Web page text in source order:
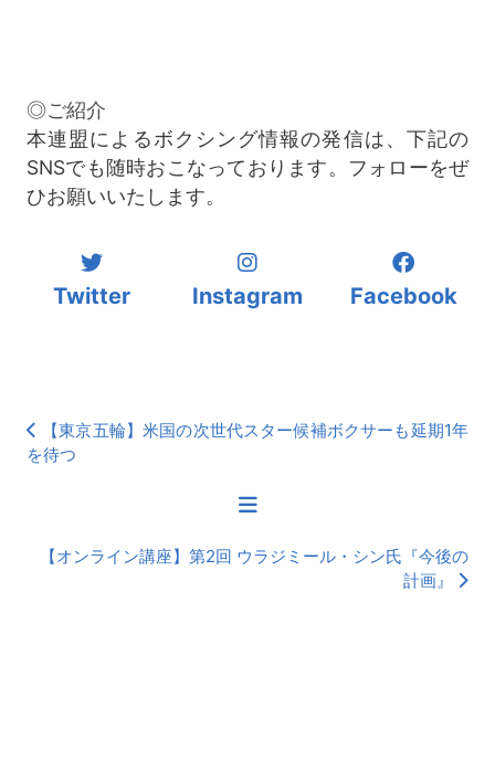
◎ご紹介
本連盟によるボクシング情報の発信は、下記の
SNSでも随時おこなっております。フォローをぜ
ひお願いいたします。
Twitter Instagram Facebook
【東京五輪】米国の次世代スター候補ボクサーも延期1年
を待つ
【オンライン講座】第2回 ウラジミール・シン氏『今後の
計画』